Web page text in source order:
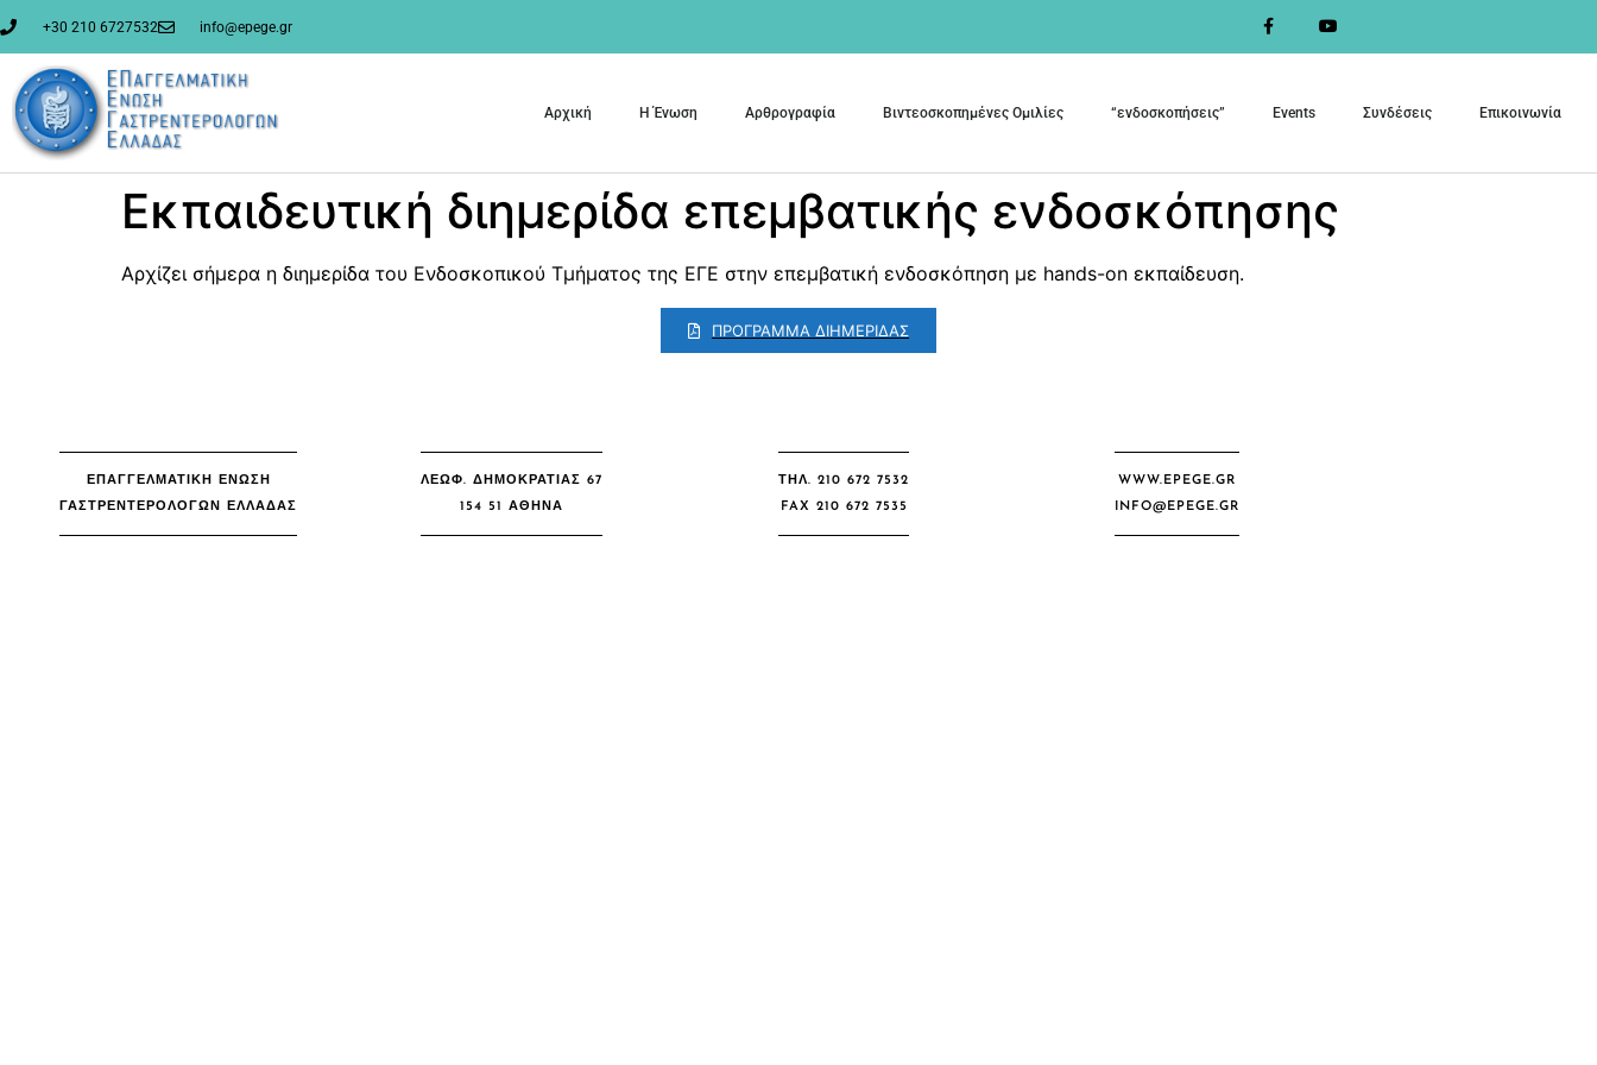
περιεχόμενο
+30 210 6727532 info@epege.gr
Αρχική Η Ένωση Αρθρογραφία Βιντεοσκοπημένες Ομιλίες “ενδοσκοπήσεις” Events Συνδέσεις Επικοινωνία
Εκπαιδευτική διημερίδα επεμβατικής ενδοσκόπησης
Αρχίζει σήμερα η διημερίδα του Ενδοσκοπικού Τμήματος της ΕΓΕ στην επεμβατική ενδοσκόπηση με hands-on εκπαίδευση.
ΠΡΟΓΡΑΜΜΑ ΔΙΗΜΕΡΙΔΑΣ
ΕΠΑΓΓΕΛΜΑΤΙΚΗ ΕΝΩΣΗ
ΓΑΣΤΡΕΝΤΕΡΟΛΟΓΩΝ ΕΛΛΑΔΑΣ
ΛΕΩΦ. ΔΗΜΟΚΡΑΤΙΑΣ 67
154 51 ΑΘΉΝΑ
ΤΗΛ. 210 672 7532
FAX 210 672 7535
WWW.EPEGE.GR
INFO@EPEGE.GR